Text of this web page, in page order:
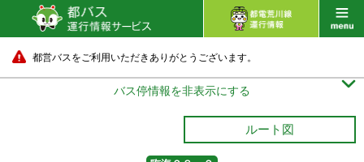
都営バスをご利用いただきありがとうございます。
バス停情報を非表示にする 
ルート図